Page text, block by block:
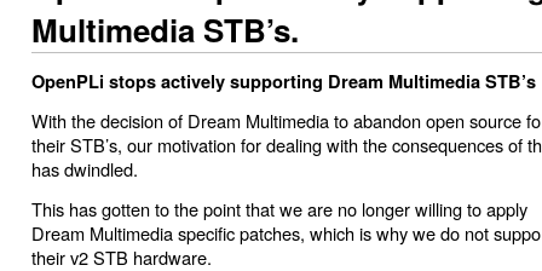
Multimedia STB’s.
OpenPLi stops actively supporting Dream Multimedia STB’s
With the decision of Dream Multimedia to abandon open source
their STB’s, our motivation for dealing with the consequences of
has dwindled.
This has gotten to the point that we are no longer willing to apply
Dream Multimedia specific patches, which is why we do not
their v2 STB hardware.